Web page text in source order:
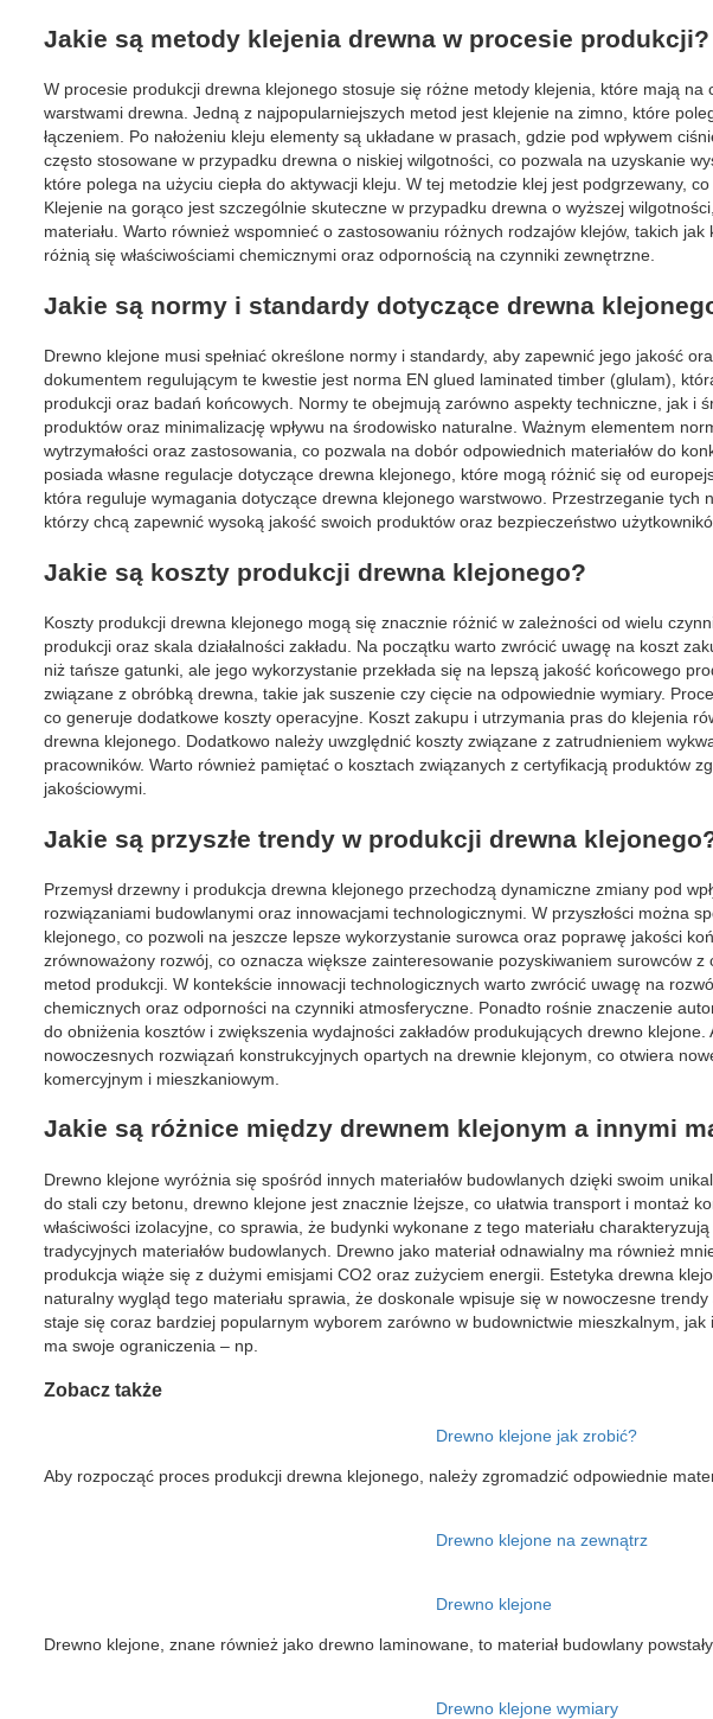
Jakie są metody klejenia drewna w procesie produkcji?
W procesie produkcji drewna klejonego stosuje się różne metody klejenia, które mają na
warstwami drewna. Jedną z najpopularniejszych metod jest klejenie na zimno, które
łączeniem. Po nałożeniu kleju elementy są układane w prasach, gdzie pod wpływem
często stosowane w przypadku drewna o niskiej wilgotności, co pozwala na uzyskanie
które polega na użyciu ciepła do aktywacji kleju. W tej metodzie klej jest podgrzewany,
Klejenie na gorąco jest szczególnie skuteczne w przypadku drewna o wyższej
materiału. Warto również wspomnieć o zastosowaniu różnych rodzajów klejów, takich
różnią się właściwościami chemicznymi oraz odpornością na czynniki zewnętrzne.
Jakie są normy i standardy dotyczące drewna
Drewno klejone musi spełniać określone normy i standardy, aby zapewnić jego jakość
dokumentem regulującym te kwestie jest norma EN glued laminated timber (glulam),
produkcji oraz badań końcowych. Normy te obejmują zarówno aspekty techniczne, jak i
produktów oraz minimalizację wpływu na środowisko naturalne. Ważnym elementem
wytrzymałości oraz zastosowania, co pozwala na dobór odpowiednich materiałów do
posiada własne regulacje dotyczące drewna klejonego, które mogą różnić się od
która reguluje wymagania dotyczące drewna klejonego warstwowo. Przestrzeganie tych
którzy chcą zapewnić wysoką jakość swoich produktów oraz bezpieczeństwo
Jakie są koszty produkcji drewna klejonego?
Koszty produkcji drewna klejonego mogą się znacznie różnić w zależności od wielu
produkcji oraz skala działalności zakładu. Na początku warto zwrócić uwagę na koszt
niż tańsze gatunki, ale jego wykorzystanie przekłada się na lepszą jakość końcowego
związane z obróbką drewna, takie jak suszenie czy cięcie na odpowiednie wymiary.
co generuje dodatkowe koszty operacyjne. Koszt zakupu i utrzymania pras do klejenia
drewna klejonego. Dodatkowo należy uwzględnić koszty związane z zatrudnieniem
pracowników. Warto również pamiętać o kosztach związanych z certyfikacją produktów
jakościowymi.
Jakie są przyszłe trendy w produkcji drewna
Przemysł drzewny i produkcja drewna klejonego przechodzą dynamiczne zmiany pod
rozwiązaniami budowlanymi oraz innowacjami technologicznymi. W przyszłości można
klejonego, co pozwoli na jeszcze lepsze wykorzystanie surowca oraz poprawę jakości
zrównoważony rozwój, co oznacza większe zainteresowanie pozyskiwaniem surowców
metod produkcji. W kontekście innowacji technologicznych warto zwrócić uwagę na
chemicznych oraz odporności na czynniki atmosferyczne. Ponadto rośnie znaczenie
do obniżenia kosztów i zwiększenia wydajności zakładów produkujących drewno
nowoczesnych rozwiązań konstrukcyjnych opartych na drewnie klejonym, co otwiera
komercyjnym i mieszkaniowym.
Jakie są różnice między drewnem klejonym a innymi
Drewno klejone wyróżnia się spośród innych materiałów budowlanych dzięki swoim
do stali czy betonu, drewno klejone jest znacznie lżejsze, co ułatwia transport i montaż
właściwości izolacyjne, co sprawia, że budynki wykonane z tego materiału
tradycyjnych materiałów budowlanych. Drewno jako materiał odnawialny ma również
produkcja wiąże się z dużymi emisjami CO2 oraz zużyciem energii. Estetyka drewna
naturalny wygląd tego materiału sprawia, że doskonale wpisuje się w nowoczesne
staje się coraz bardziej popularnym wyborem zarówno w budownictwie mieszkalnym,
ma swoje ograniczenia – np.
Zobacz także
Drewno klejone jak zrobić?
Aby rozpocząć proces produkcji drewna klejonego, należy zgromadzić odpowiednie
Drewno klejone na zewnątrz
Drewno klejone
Drewno klejone, znane również jako drewno laminowane, to materiał budowlany
Drewno klejone wymiary